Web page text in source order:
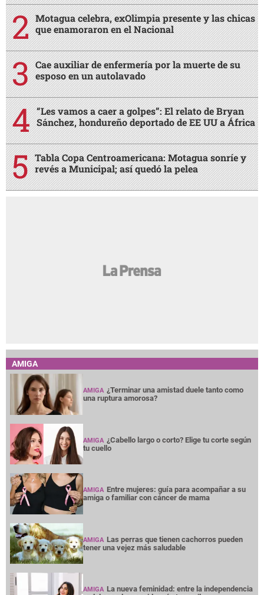
Motagua celebra, exOlimpia presente y las chicas
que enamoraron en el Nacional
Cae auxiliar de enfermería por la muerte de su
esposo en un autolavado
“Les vamos a caer a golpes”: El relato de Bryan
Sánchez, hondureño deportado de EE UU a África
Tabla Copa Centroamericana: Motagua sonríe y
revés a Municipal; así quedó la pelea
AMIGA
AMIGA ¿Terminar una amistad duele tanto como
una ruptura amorosa?
AMIGA ¿Cabello largo o corto? Elige tu corte según
tu cuello
AMIGA Entre mujeres: guía para acompañar a su
amiga o familiar con cáncer de mama
AMIGA Las perras que tienen cachorros pueden
tener una vejez más saludable
AMIGA La nueva feminidad: entre la independencia